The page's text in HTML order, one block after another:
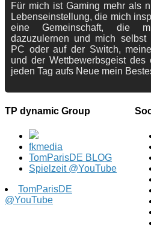
Für mich ist Gaming mehr als
Lebenseinstellung, die mich
eine Gemeinschaft, die
dazuzulernen und mich selbst
PC oder auf der Switch,
und der Wettbewerbsgeist des
jeden Tag aufs Neue mein
TP dynamic Group
fkmedia
TomParisDE BLOG
Spielzeit @YouTube
TomParisDE
@YouTube